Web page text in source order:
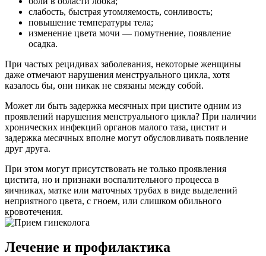
слабость, быстрая утомляемость, сонливость;
повышение температуры тела;
изменение цвета мочи — помутнение, появление
осадка.
При частых рецидивах заболевания, некоторые женщины
даже отмечают нарушения менструального цикла, хотя
казалось бы, они никак не связаны между собой.
Может ли быть задержка месячных при цистите одним из
проявлений нарушения менструального цикла? При наличии
хронических инфекций органов малого таза, цистит и
задержка месячных вполне могут обусловливать появление
друг друга.
При этом могут присутствовать не только проявления
цистита, но и признаки воспалительного процесса в
яичниках, матке или маточных трубах в виде выделений
неприятного цвета, с гноем, или слишком обильного
кровотечения.
Лечение и профилактика